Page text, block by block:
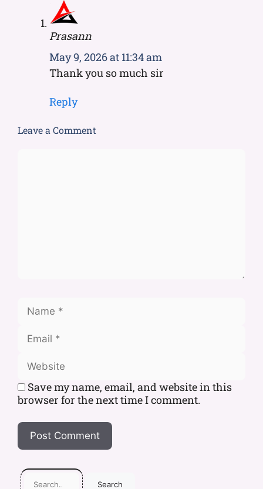
Prasann
May 9, 2026 at 11:34 am
Thank you so much sir
Reply
Leave a Comment
Save my name, email, and website in this
browser for the next time I comment.
Search